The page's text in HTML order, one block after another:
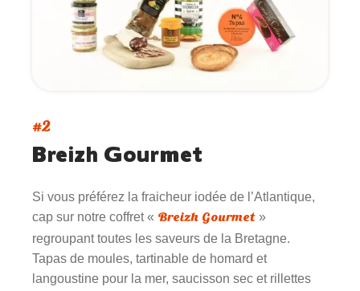
#2
Breizh Gourmet
Si vous préférez la fraicheur iodée de l’Atlantique,
cap sur notre coffret « Breizh Gourmet »
regroupant toutes les saveurs de la Bretagne.
Tapas de moules, tartinable de homard et
langoustine pour la mer, saucisson sec et rillettes